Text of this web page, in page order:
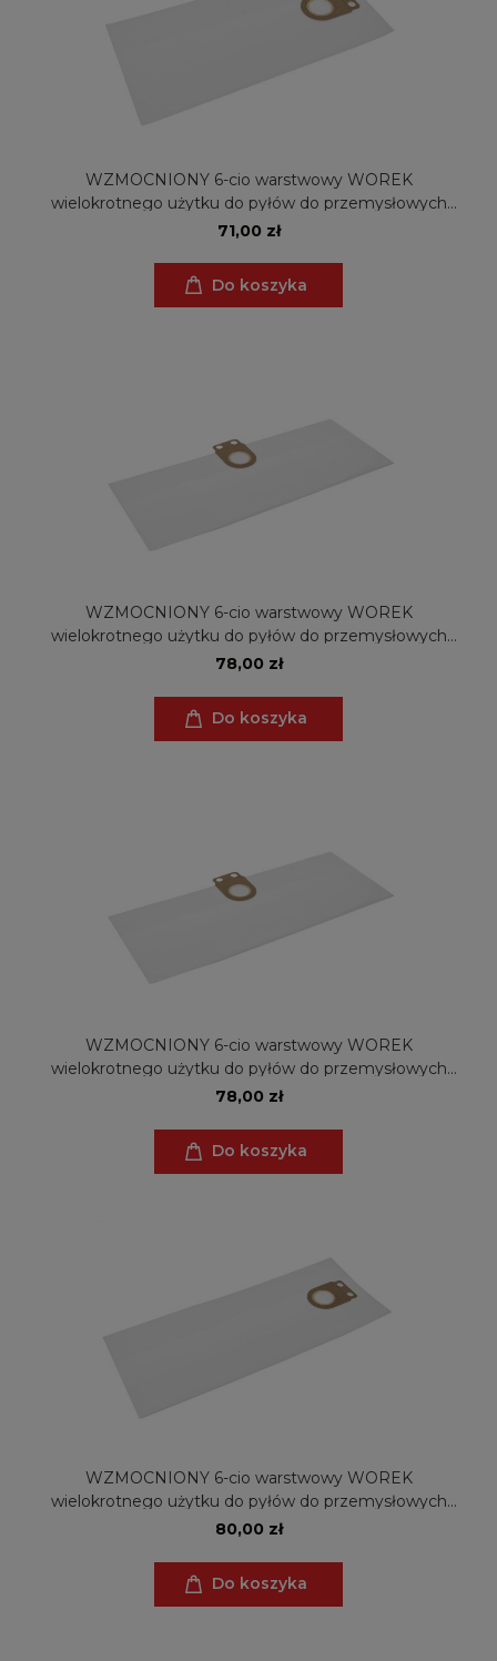
WZMOCNIONY 6-cio warstwowy WOREK
wielokrotnego użytku do pyłów do przemysłowych
71,00 zł
Do koszyka
WZMOCNIONY 6-cio warstwowy WOREK
wielokrotnego użytku do pyłów do przemysłowych
78,00 zł
Do koszyka
WZMOCNIONY 6-cio warstwowy WOREK
wielokrotnego użytku do pyłów do przemysłowych
78,00 zł
Do koszyka
WZMOCNIONY 6-cio warstwowy WOREK
wielokrotnego użytku do pyłów do przemysłowych
odkurzaczy Metabo ASR (SHR) 2050, ASR 50 (L/M CS),
80,00 zł
Do koszyka